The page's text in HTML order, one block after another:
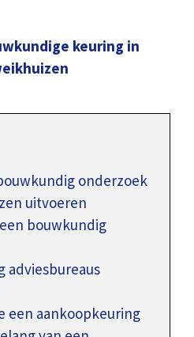
keuring in
onderzoek
uitvoeren
bouwkundig
adviesbureaus
een aankoopkeuring